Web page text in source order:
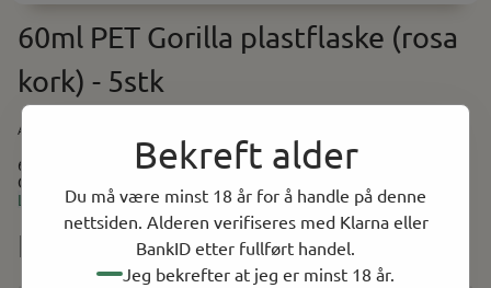
Bekreft alder
Du må være minst 18 år for å handle på denne
nettsiden. Alderen verifiseres med Klarna eller
BankID etter fullført handel.
Jeg bekrefter at jeg er minst 18 år.
60ml PET Gorilla plastflaske (rosa
kork) - 5stk
Art.nr:
60ml PET Gorilla plastflaske (rosa kork) - 5stk Med drypptut.
Generisk produktbilde.
Les mer
NOK 29.00